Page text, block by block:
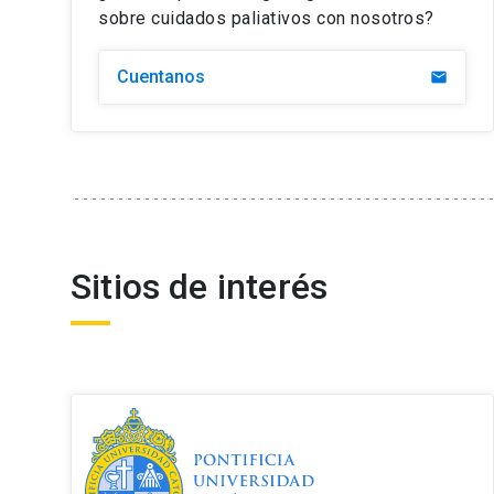
Protocolo de sedación paliativa
sobre cuidados paliativos con nosotros?
Cuentanos email
Sitios de interés